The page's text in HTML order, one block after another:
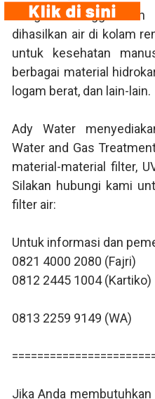
Dengan
dihasilkan air di kolam
untuk kesehatan
berbagai material
logam berat, dan lain-lain.
Ady Water
Water and Gas
material-material filter,
Silakan hubungi kami
filter air:
Untuk informasi dan
0821 4000 2080 (Fajri)
0812 2445 1004 (Kartiko)
0813 2259 9149 (WA)
Jika Anda